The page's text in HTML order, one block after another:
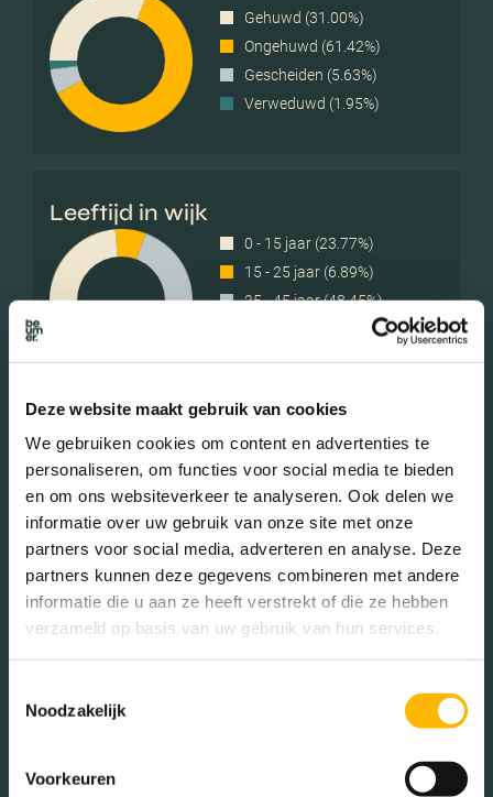
Deze website maakt gebruik van cookies
We gebruiken cookies om content en advertenties te
personaliseren, om functies voor social media te bieden
en om ons websiteverkeer te analyseren. Ook delen we
informatie over uw gebruik van onze site met onze
partners voor social media, adverteren en analyse. Deze
partners kunnen deze gegevens combineren met andere
informatie die u aan ze heeft verstrekt of die ze hebben
verzameld op basis van uw gebruik van hun services.
Noodzakelijk
Voorkeuren
Gehuwd (31.00%)
Ongehuwd (61.42%)
Gescheiden (5.63%)
Verweduwd (1.95%)
Leeftijd in wijk
0 - 15 jaar (23.77%)
15 - 25 jaar (6.89%)
25 - 45 jaar (48.45%)
45 - 65 jaar (15.15%)
Geslacht
Mannen (49.83%)
Vrouwen (50.17%)
Zonder kinderen (28.88%)